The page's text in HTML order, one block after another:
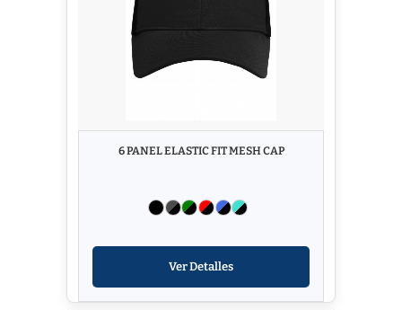
6 PANEL ELASTIC FIT MESH CAP
Ver Detalles